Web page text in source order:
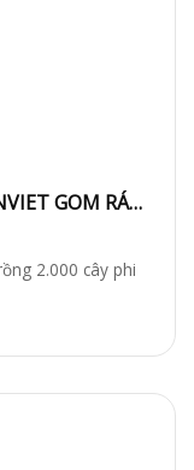
GOM RÁC
2.000 cây phi